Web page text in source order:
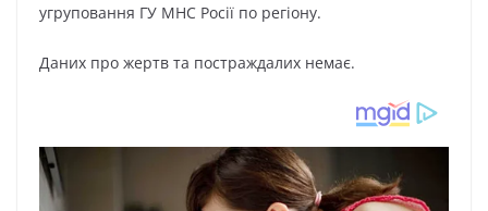
угруповання ГУ МНС Росії по регіону.
Даних про жертв та постраждалих немає.